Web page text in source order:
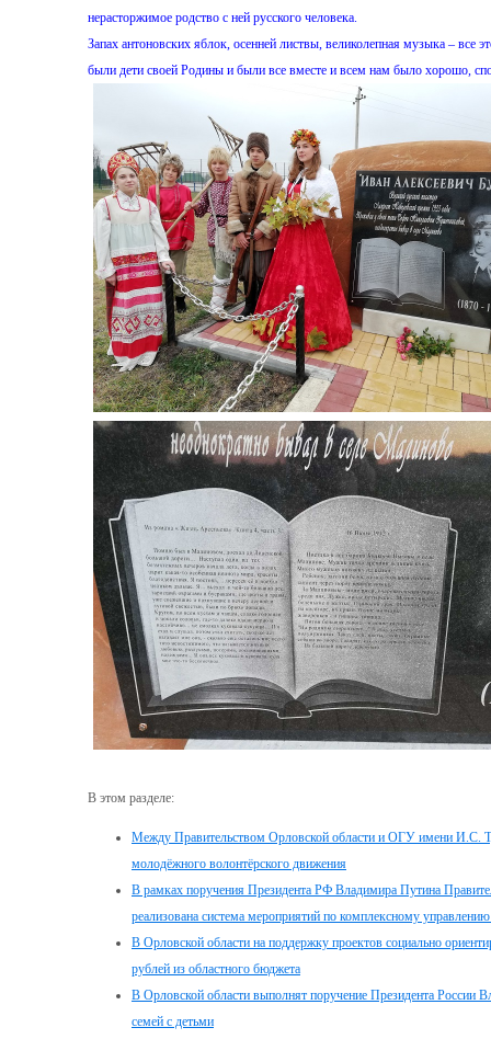
нерасторжимое родство с ней русского человека.
Запах антоновских яблок, осенней листвы, великолепная музыка –
были дети своей Родины и были все вместе и всем нам было хорошо,
В этом разделе:
Между Правительством Орловской области и ОГУ имени И.С.
молодёжного волонтёрского движения
В рамках поручения Президента РФ Владимира Путина
реализована система мероприятий по комплексному
В Орловской области на поддержку проектов социально
рублей из областного бюджета
В Орловской области выполнят поручение Президента России
семей с детьми